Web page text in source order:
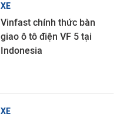
XE
Vinfast chính thức bàn
giao ô tô điện VF 5 tại
Indonesia
XE